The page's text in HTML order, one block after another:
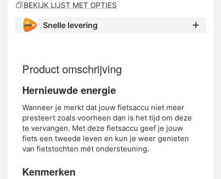
BEKIJK LIJST MET OPTIES
Snelle levering
Product omschrijving
Hernieuwde energie
Wanneer je merkt dat jouw fietsaccu niet meer
presteert zoals voorheen dan is het tijd om deze
te vervangen. Met deze fietsaccu geef je jouw
fiets een tweede leven en kun je weer genieten
van fietstochten mét ondersteuning.
Kenmerken